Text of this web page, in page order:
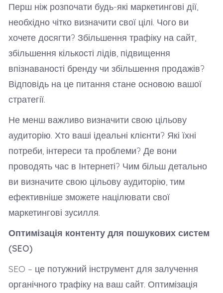
Перш ніж розпочати будь-які маркетингові дії,
необхідно чітко визначити свої цілі. Чого ви
хочете досягти? Збільшення трафіку на сайт,
збільшення кількості лідів, підвищення
впізнаваності бренду чи збільшення продажів?
Відповідь на це питання стане основою вашої
стратегії.
Не менш важливо визначити свою цільову
аудиторію. Хто ваші ідеальні клієнти? Які їхні
потреби, інтереси та проблеми? Де вони
проводять час в Інтернеті? Чим більш детально
ви визначите свою цільову аудиторію, тим
ефективніше зможете націлювати свої
маркетингові зусилля.
Оптимізація контенту для пошукових систем
(SEO)
SEO – це потужний інструмент для залучення
органічного трафіку на ваш сайт. Оптимізація